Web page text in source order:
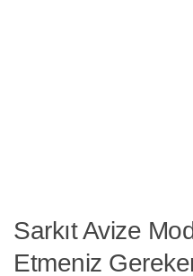
Sarkıt Avize
Etmeniz